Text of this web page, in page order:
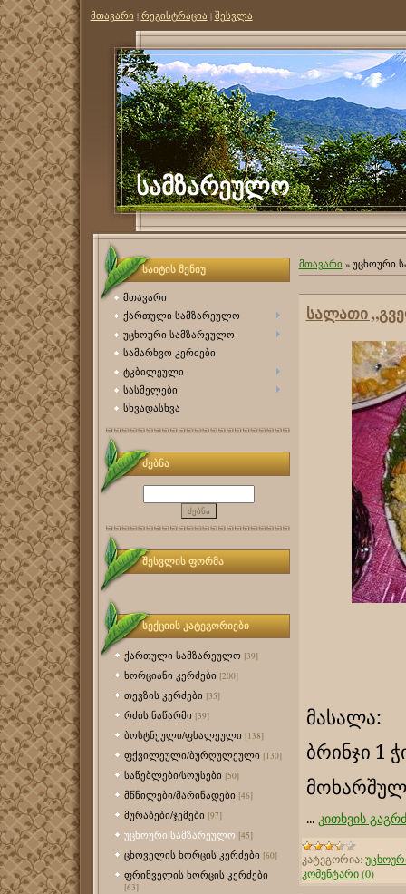
მთავარი | რეგისტრაცია | შესვლა
სამზარეულო
საიტის მენიუ
მთავარი
ქართული სამზარეულო
უცხოური სამზარეულო
სამარხვო კერძები
ტკბილეული
სასმელები
სხვადასხვა
ძებნა
შესვლის ფორმა
სექციის კატეგორიები
ქართული სამზარეულო [39]
ხორციანი კერძები [200]
თევზის კერძები [35]
რძის ნაწარმი [39]
ბოსტნეული/ფხალეული [138]
ფქვილეული/ბურღულეული [130]
საწებლები/სოუსები [50]
მწნილები/მარინადები [46]
მურაბები/ჯემები [97]
უცხოური სამზარეულო [45]
ცხოველის ხორცის კერძები [60]
ფრინველის ხორცის კერძები
[63]
მთავარი » უცხოური
სალათი
მასალა:
ბრინჯი 1
... კითხვის
კატეგორია:
კომენტარი (0)